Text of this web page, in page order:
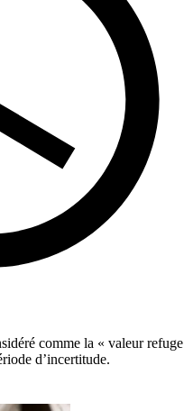
comme la « valeur refuge
d’incertitude.